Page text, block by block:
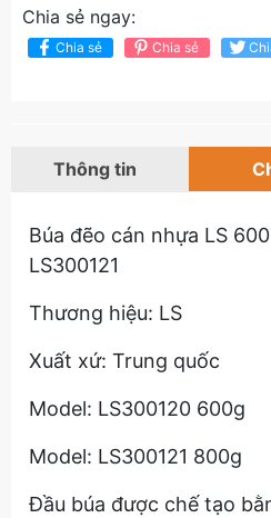
Chia sẻ ngay:
Chia sẻ Chia sẻ
Thông tin
Búa đẽo cán nhựa LS
LS300121
Thương hiệu: LS
Xuất xứ: Trung quốc
Model: LS300120 600g
Model: LS300121 800g
Đầu búa được chế tạo